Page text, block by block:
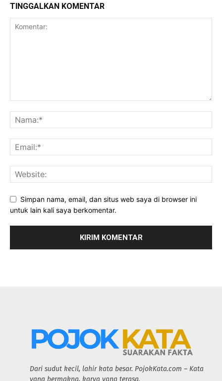
TINGGALKAN KOMENTAR
Simpan nama, email, dan situs web saya di browser ini
untuk lain kali saya berkomentar.
Dari sudut kecil, lahir kata besar. PojokKata.com – Kata